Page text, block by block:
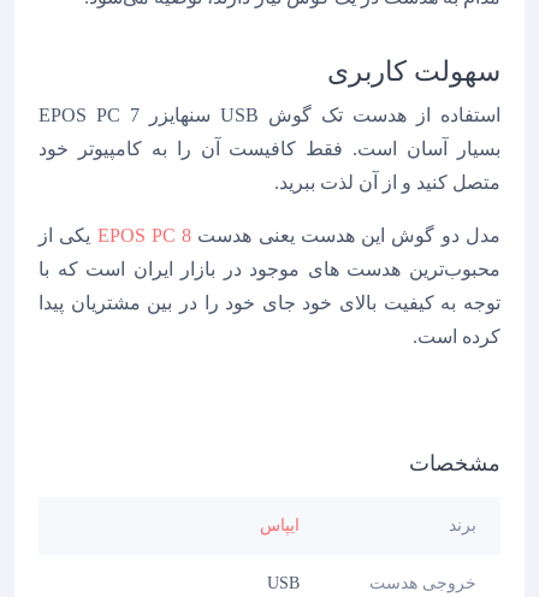
سهولت کاربری
استفاده از هدست تک گوش USB سنهایزر EPOS PC 7
بسیار آسان است. فقط کافیست آن را به کامپیوتر خود
متصل کنید و از آن لذت ببرید.
مدل دو گوش این هدست یعنی هدست EPOS PC 8 یکی از
محبوب‌ترین هدست های موجود در بازار ایران است که با
توجه به کیفیت بالای خود جای خود را در بین مشتریان پیدا
کرده است.
مشخصات
برند ایپاس
خروجی هدست USB